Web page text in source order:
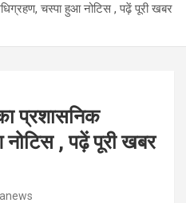
चस्पा हुआ नोटिस , पढ़ें पूरी खबर
प्रशासनिक
, पढ़ें पूरी खबर